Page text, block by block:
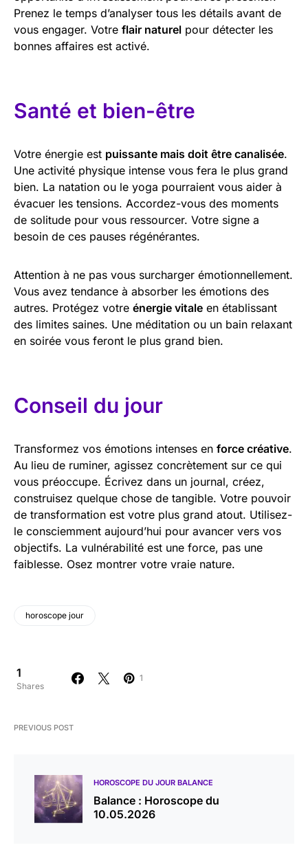
Prenez le temps d’analyser tous les détails avant de
vous engager. Votre flair naturel pour détecter les
bonnes affaires est activé.
Santé et bien-être
Votre énergie est puissante mais doit être canalisée.
Une activité physique intense vous fera le plus grand
bien. La natation ou le yoga pourraient vous aider à
évacuer les tensions. Accordez-vous des moments
de solitude pour vous ressourcer. Votre signe a
besoin de ces pauses régénérantes.
Attention à ne pas vous surcharger émotionnellement.
Vous avez tendance à absorber les émotions des
autres. Protégez votre énergie vitale en établissant
des limites saines. Une méditation ou un bain relaxant
en soirée vous feront le plus grand bien.
Conseil du jour
Transformez vos émotions intenses en force créative.
Au lieu de ruminer, agissez concrètement sur ce qui
vous préoccupe. Écrivez dans un journal, créez,
construisez quelque chose de tangible. Votre pouvoir
de transformation est votre plus grand atout. Utilisez-
le consciemment aujourd’hui pour avancer vers vos
objectifs. La vulnérabilité est une force, pas une
faiblesse. Osez montrer votre vraie nature.
horoscope jour
1
Shares
1
PREVIOUS POST
HOROSCOPE DU JOUR BALANCE
Balance : Horoscope du
10.05.2026